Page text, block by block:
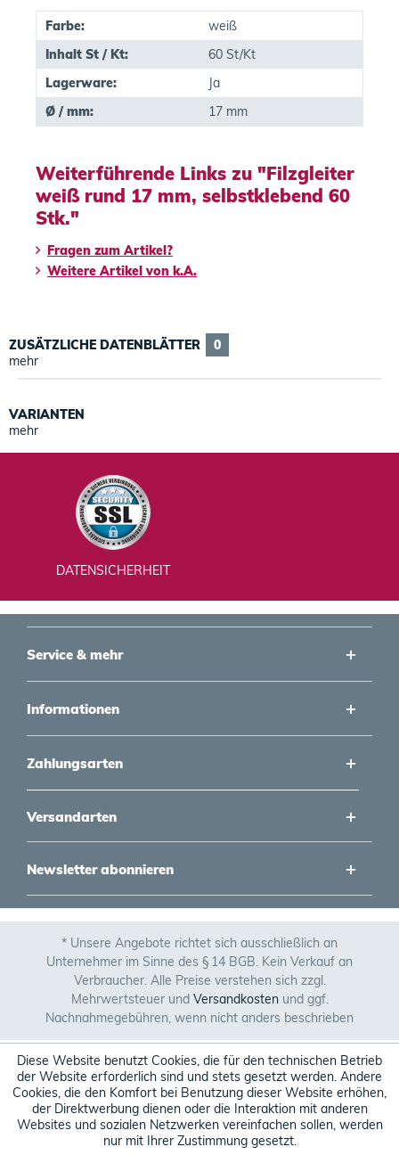
Farbe:
weiß
Inhalt St / Kt:
60 St/Kt
Lagerware:
Ja
Ø / mm:
17 mm
Weiterführende Links zu "Filzgleiter
weiß rund 17 mm, selbstklebend 60
Stk."
Fragen zum Artikel?
Weitere Artikel von k.A.
ZUSÄTZLICHE DATENBLÄTTER
0
mehr
VARIANTEN
mehr
DATENSICHERHEIT
Service & mehr
Informationen
Zahlungsarten
Versandarten
Newsletter abonnieren
* Unsere Angebote richtet sich ausschließlich an
Unternehmer im Sinne des § 14 BGB. Kein Verkauf an
Verbraucher. Alle Preise verstehen sich zzgl.
Mehrwertsteuer und Versandkostenund ggf.
Nachnahmegebühren, wenn nicht anders beschrieben
Diese Website benutzt Cookies, die für den technischen Betrieb
der Website erforderlich sind und stets gesetzt werden. Andere
Cookies, die den Komfort bei Benutzung dieser Website erhöhen,
der Direktwerbung dienen oder die Interaktion mit anderen
Websites und sozialen Netzwerken vereinfachen sollen, werden
nur mit Ihrer Zustimmung gesetzt.